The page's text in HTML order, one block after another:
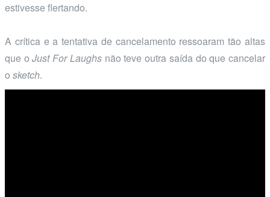
estivesse flertando.
A crítica e a tentativa de cancelamento ressoaram tão altas
que oJust For Laughsnão teve outra saída do que cancelar
o sketch.